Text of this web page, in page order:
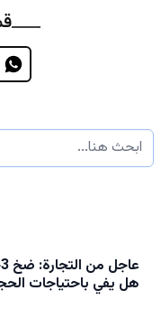
هل يفي باحتياجات